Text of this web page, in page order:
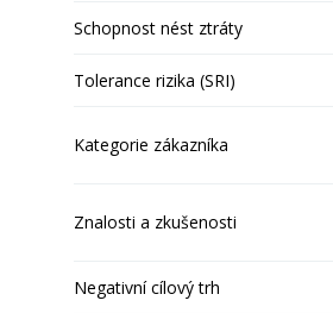
Schopnost nést ztráty
Tolerance rizika (SRI)
Kategorie zákazníka
Znalosti a zkušenosti
Negativní cílový trh